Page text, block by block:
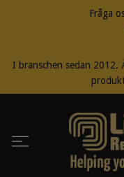
Fråga
I branschen sedan 2012.